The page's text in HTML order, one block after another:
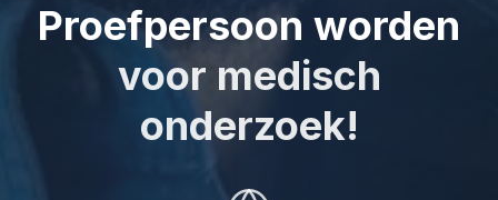
Proefpersoon worden
voor medisch
onderzoek!